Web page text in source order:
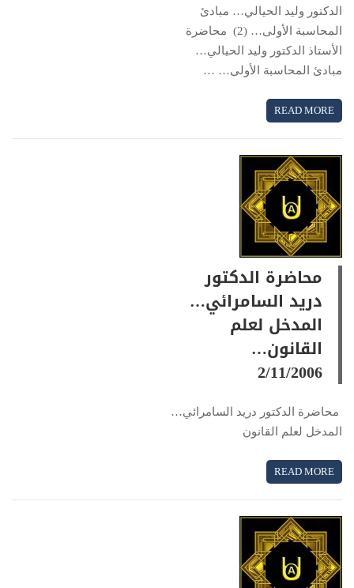
الدكتور وليد الحيالي… مبادئ
المحاسبة الأولى… (2) محاضرة
الأستاذ الدكتور وليد الحيالي…
مبادئ المحاسبة الأولى… …
READ MORE
محاضرة الدكتور
دريد السامرائي…
المدخل لعلم
القانون…
2/11/2006
محاضرة الدكتور دريد السامرائي…
المدخل لعلم القانون
READ MORE